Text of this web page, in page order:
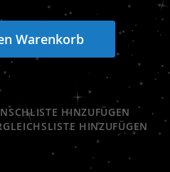
Warenkorb
HINZUFÜGEN
HINZUFÜGEN